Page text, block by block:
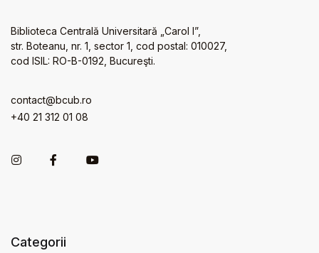
Biblioteca Centrală Universitară „Carol I”,
str. Boteanu, nr. 1, sector 1, cod postal: 010027,
cod ISIL: RO-B-0192, Bucureşti.
contact@bcub.ro
+40 21 312 01 08
Categorii